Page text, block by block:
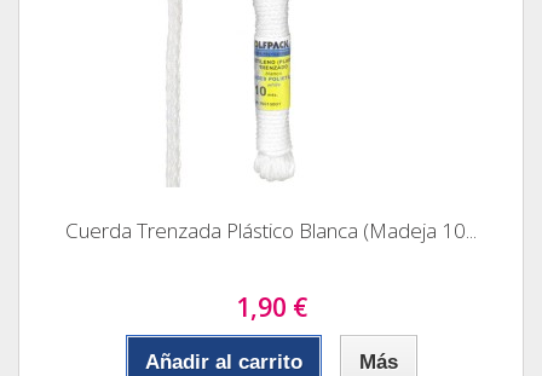
Cuerda Trenzada Plástico Blanca (Madeja 10...
1,90 €
Añadir al carrito Más